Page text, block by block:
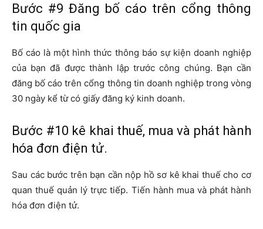
Bước #9 Đăng bố cáo trên cổng thông
tin quốc gia
Bố cáo là một hình thức thông báo sự kiện doanh nghiệp
của bạn đã được thành lập trước công chúng. Bạn cần
đăng bố cáo trên cổng thông tin doanh nghiệp trong vòng
30 ngày kể từ có giấy đăng ký kinh doanh.
Bước #10 kê khai thuế, mua và phát hành
hóa đơn điện tử.
Sau các bước trên bạn cần nộp hồ sơ kê khai thuế cho cơ
quan thuế quản lý trực tiếp. Tiến hành mua và phát hành
hóa đơn điện tử.